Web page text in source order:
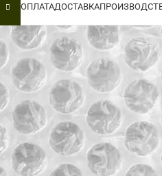
СТРЕЙЧ-ПЛЕНКА
ОПЛАТАДОСТАВКА